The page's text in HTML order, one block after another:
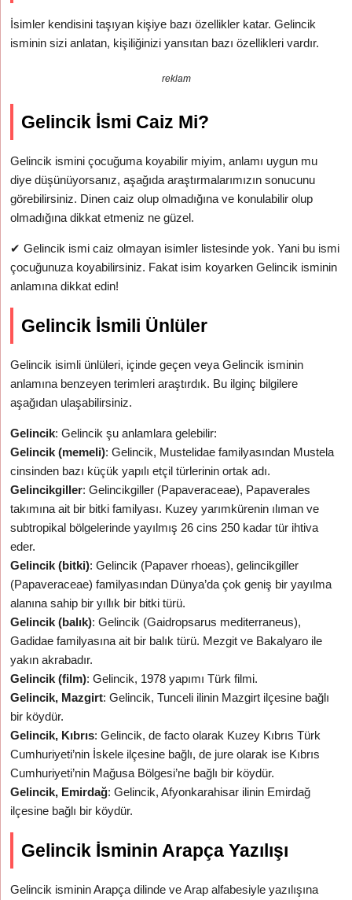
İsimler kendisini taşıyan kişiye bazı özellikler katar. Gelincik
isminin sizi anlatan, kişiliğinizi yansıtan bazı özellikleri vardır.
reklam
Gelincik İsmi Caiz Mi?
Gelincik ismini çocuğuma koyabilir miyim, anlamı uygun mu
diye düşünüyorsanız, aşağıda araştırmalarımızın sonucunu
görebilirsiniz. Dinen caiz olup olmadığına ve konulabilir olup
olmadığına dikkat etmeniz ne güzel.
✔ Gelincik ismi caiz olmayan isimler listesinde yok. Yani bu ismi
çocuğunuza koyabilirsiniz. Fakat isim koyarken Gelincik isminin
anlamına dikkat edin!
Gelincik İsmili Ünlüler
Gelincik isimli ünlüleri, içinde geçen veya Gelincik isminin
anlamına benzeyen terimleri araştırdık. Bu ilginç bilgilere
aşağıdan ulaşabilirsiniz.
Gelincik: Gelincik şu anlamlara gelebilir:
Gelincik (memeli): Gelincik, Mustelidae familyasından Mustela
cinsinden bazı küçük yapılı etçil türlerinin ortak adı.
Gelincikgiller: Gelincikgiller (Papaveraceae), Papaverales
takımına ait bir bitki familyası. Kuzey yarımkürenin ılıman ve
subtropikal bölgelerinde yayılmış 26 cins 250 kadar tür ihtiva
eder.
Gelincik (bitki): Gelincik (Papaver rhoeas), gelincikgiller
(Papaveraceae) familyasından Dünya’da çok geniş bir yayılma
alanına sahip bir yıllık bir bitki türü.
Gelincik (balık): Gelincik (Gaidropsarus mediterraneus),
Gadidae familyasına ait bir balık türü. Mezgit ve Bakalyaro ile
yakın akrabadır.
Gelincik (film): Gelincik, 1978 yapımı Türk filmi.
Gelincik, Mazgirt: Gelincik, Tunceli ilinin Mazgirt ilçesine bağlı
bir köydür.
Gelincik, Kıbrıs: Gelincik, de facto olarak Kuzey Kıbrıs Türk
Cumhuriyeti’nin İskele ilçesine bağlı, de jure olarak ise Kıbrıs
Cumhuriyeti’nin Mağusa Bölgesi’ne bağlı bir köydür.
Gelincik, Emirdağ: Gelincik, Afyonkarahisar ilinin Emirdağ
ilçesine bağlı bir köydür.
Gelincik İsminin Arapça Yazılışı
Gelincik isminin Arapça dilinde ve Arap alfabesiyle yazılışına